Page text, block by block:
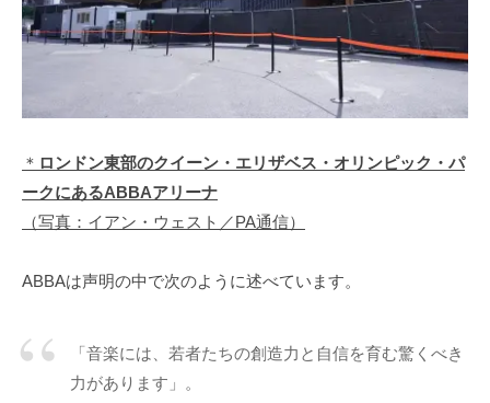
＊ ロンドン東部のクイーン・エリザベス・オリンピック・パ
ークにあるABBAアリーナ
（写真：イアン・ウェスト／PA通信）
ABBAは声明の中で次のように述べています。
「音楽には、若者たちの創造力と自信を育む驚くべき
力があります」。